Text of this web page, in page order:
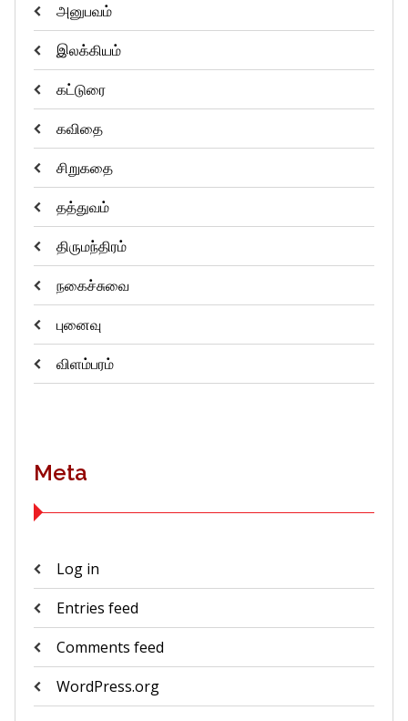
அனுபவம்
இலக்கியம்
கட்டுரை
கவிதை
சிறுகதை
தத்துவம்
திருமந்திரம்
நகைச்சுவை
புனைவு
விளம்பரம்
Meta
Log in
Entries feed
Comments feed
WordPress.org